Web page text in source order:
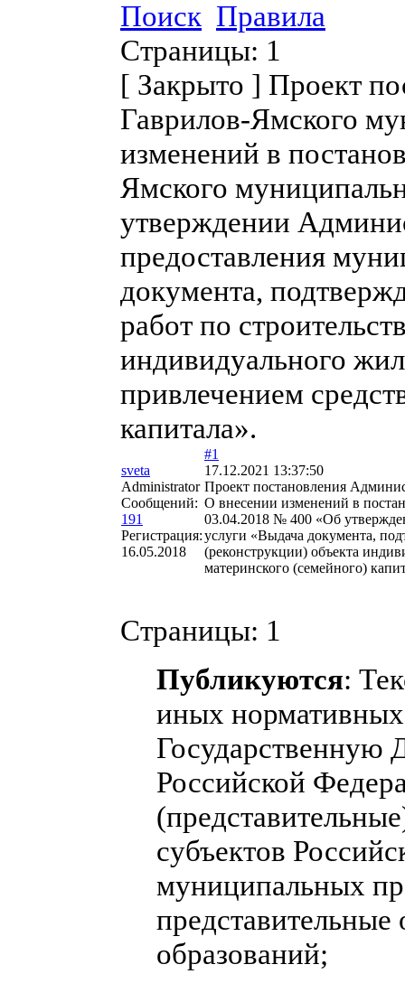
Поиск Правила
Страницы: 1
[ Закрыто ] Проект
Гаврилов-Ямского
изменений в
Ямского
утверждении
предоставления
документа,
работ по
индивидуального
привлечением
капитала».
sveta
Administrator
Сообщений:
191
Регистрация:
16.05.2018
#1
17.12.2021 13:37:50
Проект постановления
О внесении изменений в
03.04.2018 № 400 «Об
услуги «Выдача документа,
(реконструкции) объекта
материнского (семейного)
Страницы: 1
Публикуются:
иных
Государственную
Российской
субъектов
муниципальных
образований;